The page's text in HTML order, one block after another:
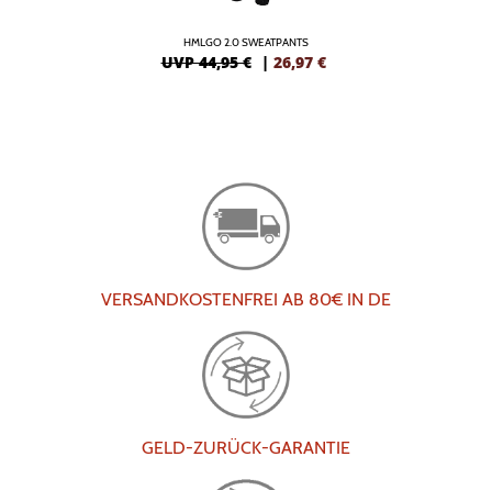
HMLGO 2.0 SWEATPANTS
UVP 44,95 € | 26,97 €
VERSANDKOSTENFREI AB 80€ IN DE
GELD-ZURÜCK-GARANTIE